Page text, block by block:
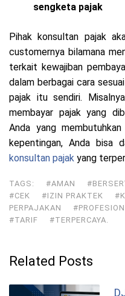
sengketa pajak
Pihak konsultan pajak
customernya bilamana
terkait kewajiban
dalam berbagai cara
pajak itu sendiri.
membayar pajak yang
Anda yang
kepentingan, Anda bisa
konsultan pajak yang
TAGS: #AMAN
#CEK
#IZIN PRAKTEK
PERPAJAKAN
#TARIF
#TERPERCAYA.
Related Posts